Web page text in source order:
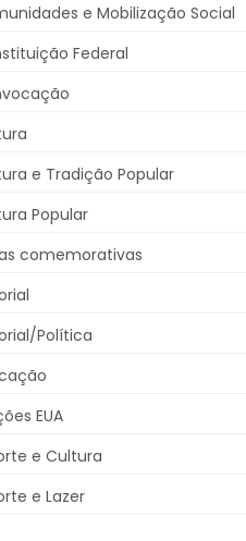
e Mobilização Social
Federal
e Tradição Popular
Popular
comemorativas
Política
EUA
e Cultura
e Lazer